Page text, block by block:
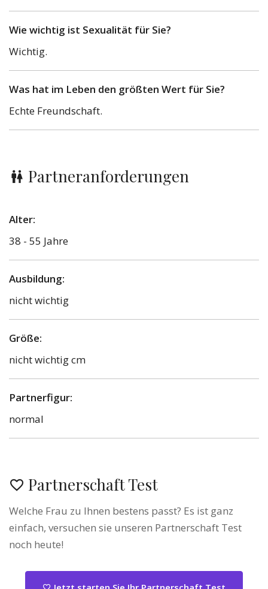
Wie wichtig ist Sexualität für Sie?
Wichtig.
Was hat im Leben den größten Wert für Sie?
Echte Freundschaft.
Partneranforderungen
Alter:
38 - 55 Jahre
Ausbildung:
nicht wichtig
Größe:
nicht wichtig cm
Partnerfigur:
normal
Partnerschaft Test
Welche Frau zu Ihnen bestens passt? Es ist ganz
einfach, versuchen sie unseren Partnerschaft Test
noch heute!